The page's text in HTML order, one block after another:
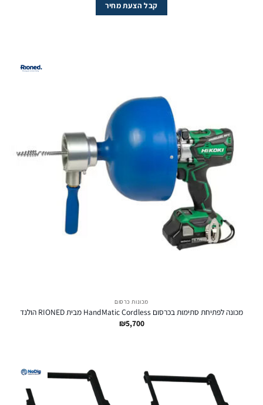
קבל הצעת מחיר
מכונות כרסום
מכונה לפתיחת סתימות בכרסום HandMatic Cordless מבית RIONED הולנד
₪5,700